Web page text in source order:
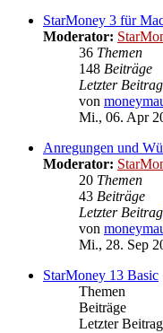
StarMoney 3 für
Moderator:
36 Themen
148 Beiträge
Letzter Beitrag
von
Mi., 06. Apr
Anregungen und
Moderator:
20 Themen
43 Beiträge
Letzter Beitrag
von
Mi., 28. Sep
StarMoney 13 Basic
Themen
Beiträge
Letzter Beitrag